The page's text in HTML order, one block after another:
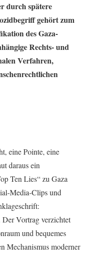
durch spätere
gehört zum
des Gaza-
Rechts- und
Verfahren,
eine Pointe, eine
daraus ein
Ten Lies“ zu Gaza
Media-Clips und
Der Vortrag verzichtet
und bequemes
Mechanismus moderner